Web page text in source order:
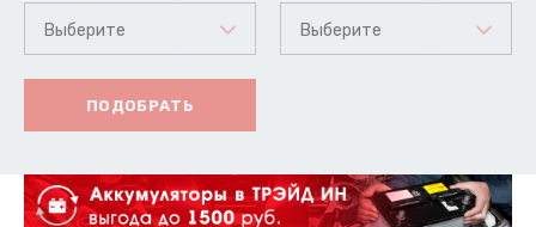
Выберите Выберите
ПОДОБРАТЬ